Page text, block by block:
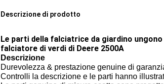
Descrizione di prodotto
Le parti della falciatrice da giardino
falciatore di verdi di Deere 2500A
Descrizione
Durevolezza & prestazione genuine di
Controlli la descrizione e le parti hanno